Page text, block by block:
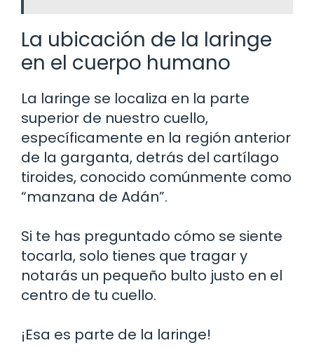
La ubicación de la laringe
en el cuerpo humano
La laringe se localiza en la parte
superior de nuestro cuello,
específicamente en la región anterior
de la garganta, detrás del cartílago
tiroides, conocido comúnmente como
“manzana de Adán”.
Si te has preguntado cómo se siente
tocarla, solo tienes que tragar y
notarás un pequeño bulto justo en el
centro de tu cuello.
¡Esa es parte de la laringe!